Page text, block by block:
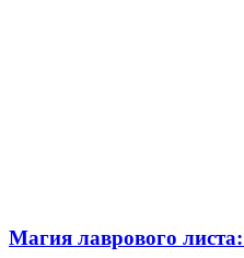
Магия лаврового